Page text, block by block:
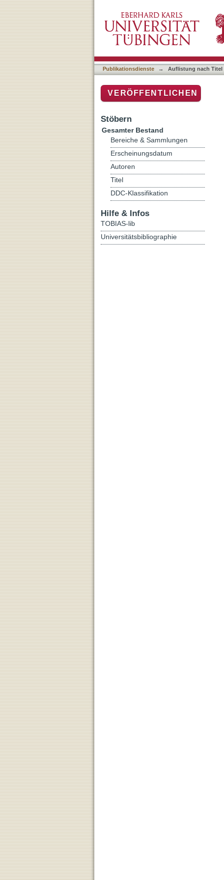
Publikationsdienste → Auflistung nach Titel
VERÖFFENTLICHEN
Stöbern
Gesamter Bestand
Bereiche & Sammlungen
Erscheinungsdatum
Autoren
Titel
DDC-Klassifikation
Hilfe & Infos
TOBIAS-lib
Universitätsbibliographie